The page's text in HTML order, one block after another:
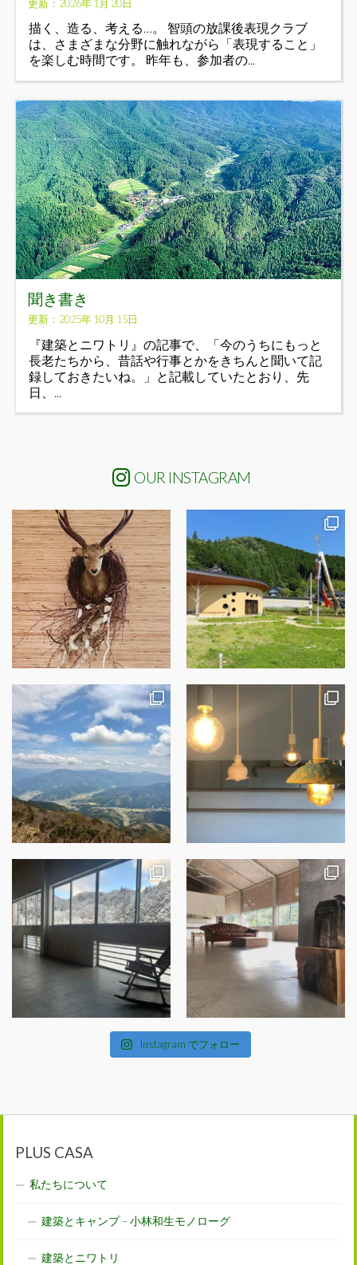
更新：2026年 1月 20日
描く、造る、考える…。 智頭の放課後表現クラブ
は、さまざまな分野に触れながら「表現すること」
を楽しむ時間です。 昨年も、参加者の...
聞き書き
更新：2025年 10月 15日
『建築とニワトリ』の記事で、「今のうちにもっと
長老たちから、昔話や行事とかをきちんと聞いて記
録しておきたいね。」と記載していたとおり、先
日、...
OUR INSTAGRAM
Instagram でフォロー
PLUS CASA
私たちについて
建築とキャンプ – 小林和生モノローグ
建築とニワトリ